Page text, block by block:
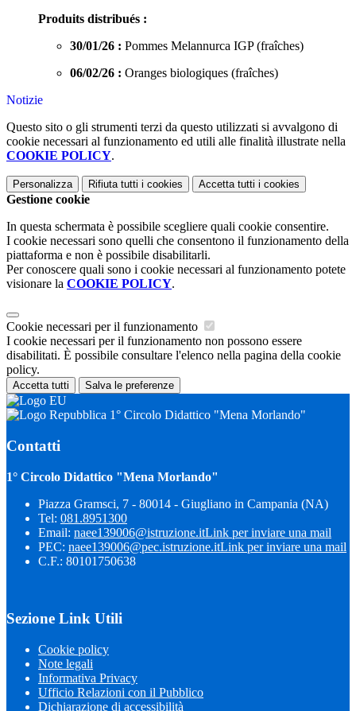
Produits distribués :
30/01/26 : Pommes Melannurca IGP (fraîches)
06/02/26 : Oranges biologiques (fraîches)
Notizie
Questo sito o gli strumenti terzi da questo utilizzati si avvalgono di
cookie necessari al funzionamento ed utili alle finalità illustrate nella
COOKIE POLICY.
Personalizza Rifiuta tutti i cookies Accetta tutti i cookies
Gestione cookie
In questa schermata è possibile scegliere quali cookie consentire.
I cookie necessari sono quelli che consentono il funzionamento della
piattaforma e non è possibile disabilitarli.
Per conoscere quali sono i cookie necessari al funzionamento potete
visionare la COOKIE POLICY.
Cookie necessari per il funzionamento
I cookie necessari per il funzionamento non possono essere
disabilitati. È possibile consultare l'elenco nella pagina della cookie
policy.
Accetta tutti Salva le preferenze
1° Circolo Didattico "Mena Morlando"
Contatti
1° Circolo Didattico "Mena Morlando"
Piazza Gramsci, 7 - 80014 - Giugliano in Campania (NA)
Tel: 081.8951300
Email: naee139006@istruzione.itLink per inviare una mail
PEC: naee139006@pec.istruzione.itLink per inviare una mail
C.F.: 80101750638
Sezione Link Utili
Cookie policy
Note legali
Informativa Privacy
Ufficio Relazioni con il Pubblico
Dichiarazione di accessibilità